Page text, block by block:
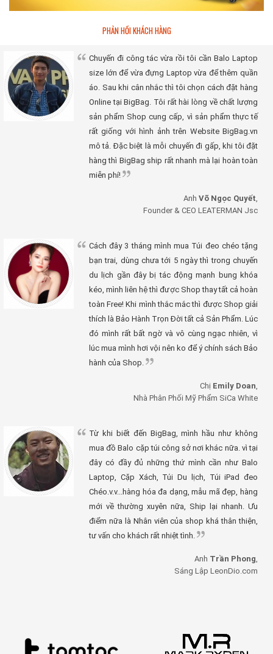
PHẢN HỒI KHÁCH HÀNG
Chuyến đi công tác vừa rồi tôi cần Balo Laptop
size lớn để vừa đựng Laptop vừa để thêm quần
áo. Sau khi cân nhắc thì tôi chọn cách đặt hàng
Online tại BigBag. Tôi rất hài lòng về chất lượng
sản phẩm Shop cung cấp, vì sản phẩm thực tế
rất giống với hình ảnh trên Website BigBag.vn
mô tả. Đặc biệt là mỗi chuyến đi gấp, khi tôi đặt
hàng thì BigBag ship rất nhanh mà lại hoàn toàn
miễn phí!
Anh Võ Ngọc Quyết
Founder & CEO LEATERMAN Jsc
Cách đây 3 tháng mình mua Túi đeo chéo tặng
bạn trai, dùng chưa tới 5 ngày thì trong chuyến
du lịch gần đây bị tác động mạnh bung khóa
kéo, mình liên hệ thì được Shop thay tất cả hoàn
toàn Free! Khi mình thắc mắc thì được Shop giải
thích là Bảo Hành Trọn Đời tất cả Sản Phẩm. Lúc
đó mình rất bất ngờ và vô cùng ngạc nhiên, vì
lúc mua mình hơi vội nên ko để ý chính sách Bảo
hành của Shop.
Chị Emily Doan
Nhà Phân Phối Mỹ Phẩm SiCa White
Từ khi biết đến BigBag, mình hầu như không
mua đồ Balo cặp túi công sở nơi khác nữa. vì tại
đây có đầy đủ những thứ mình cần như Balo
Laptop, Cặp Xách, Túi Du lịch, Túi iPad đeo
Chéo.v.v...hàng hóa đa dạng, mẫu mã đẹp, hàng
mới về thường xuyên nữa, Ship lại nhanh. Ưu
điểm nữa là Nhân viên của shop khá thân thiện,
tư vấn cho khách rất nhiệt tình.
Anh Trần Phong
Sáng Lập LeonDio.com